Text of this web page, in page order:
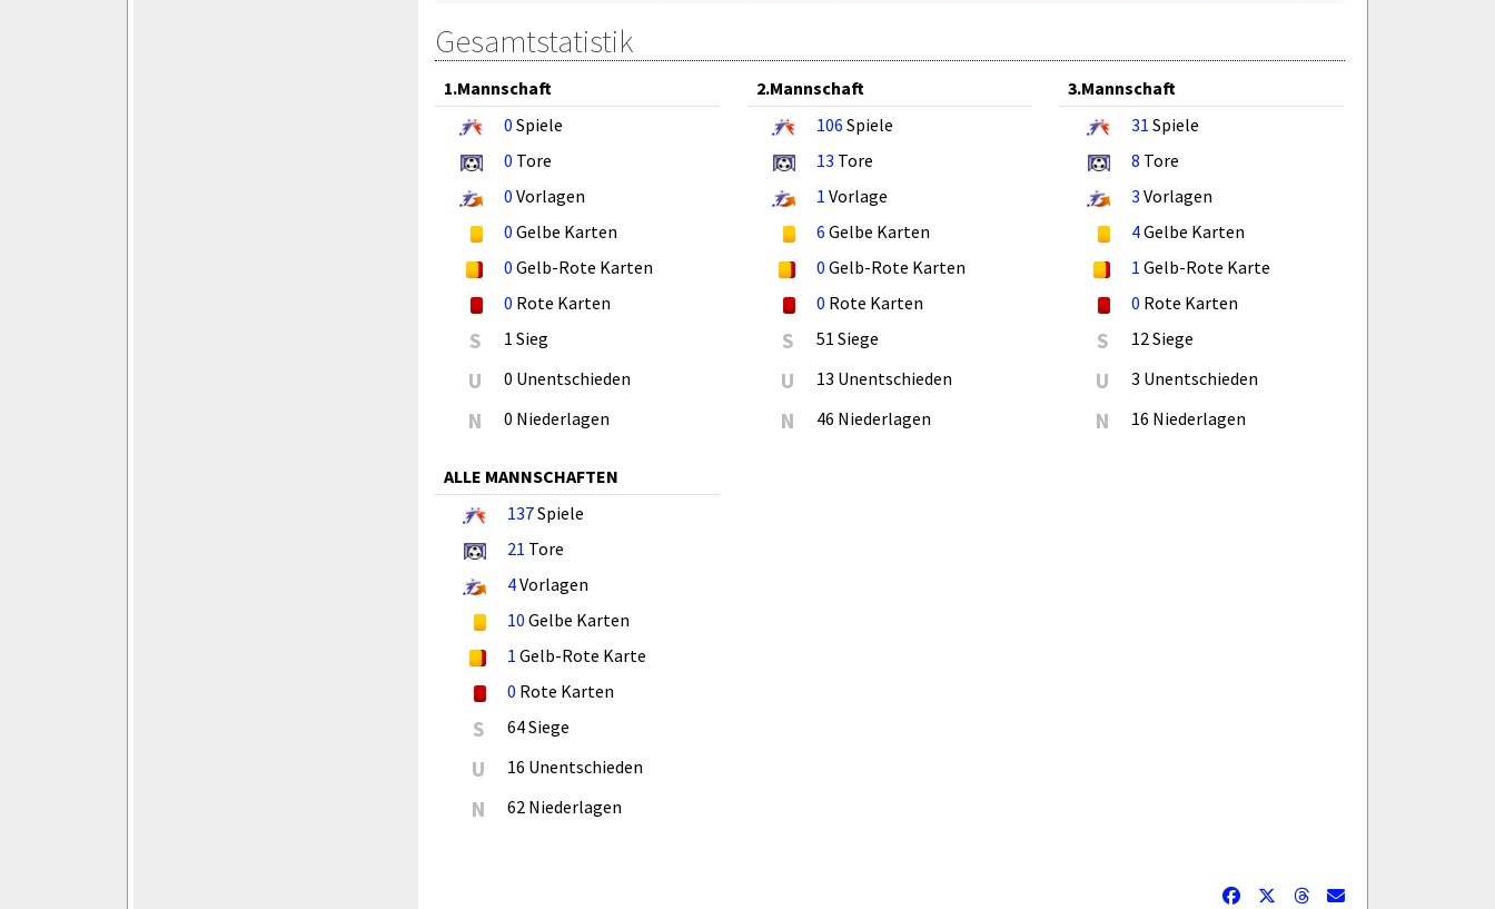
Gesamtstatistik
1.Mannschaft
0 Spiele
0 Tore
0 Vorlagen
0 Gelbe Karten
0 Gelb-Rote Karten
0 Rote Karten
S 1 Sieg
U 0 Unentschieden
N 0 Niederlagen
2.Mannschaft
106 Spiele
13 Tore
1 Vorlage
6 Gelbe Karten
0 Gelb-Rote Karten
0 Rote Karten
S 51 Siege
U 13 Unentschieden
N 46 Niederlagen
3.Mannschaft
31 Spiele
8 Tore
3 Vorlagen
4Gelbe Karten
1 Gelb-Rote Karte
0 Rote Karten
S 12 Siege
U 3 Unentschieden
N 16 Niederlagen
ALLE MANNSCHAFTEN
137Spiele
21 Tore
4Vorlagen
10 Gelbe Karten
1 Gelb-Rote Karte
0 Rote Karten
S 64 Siege
U 16 Unentschieden
N 62 Niederlagen